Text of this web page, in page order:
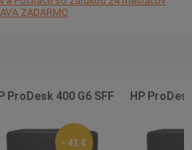
ZADARMO
ProDesk 400 G6 SFF
- 41 €
HP